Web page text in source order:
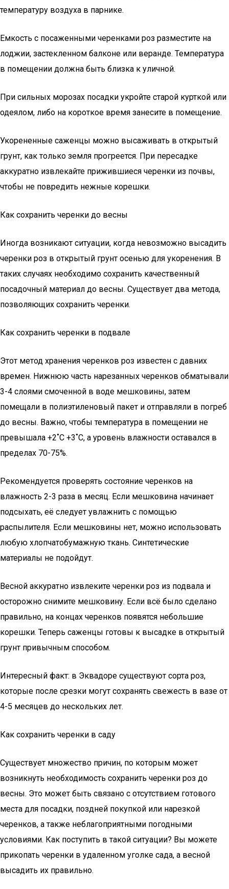
температуру воздуха в парнике.
Емкость с посаженными черенками роз разместите на
лоджии, застекленном балконе или веранде. Температура
в помещении должна быть близка к уличной.
При сильных морозах посадки укройте старой курткой или
одеялом, либо на короткое время занесите в помещение.
Укорененные саженцы можно высаживать в открытый
грунт, как только земля прогреется. При пересадке
аккуратно извлекайте прижившиеся черенки из почвы,
чтобы не повредить нежные корешки.
Как сохранить черенки до весны
Иногда возникают ситуации, когда невозможно высадить
черенки роз в открытый грунт осенью для укоренения. В
таких случаях необходимо сохранить качественный
посадочный материал до весны. Существует два метода,
позволяющих сохранить черенки.
Как сохранить черенки в подвале
Этот метод хранения черенков роз известен с давних
времен. Нижнюю часть нарезанных черенков обматывали
3-4 слоями смоченной в воде мешковины, затем
помещали в полиэтиленовый пакет и отправляли в погреб
до весны. Важно, чтобы температура в помещении не
превышала +2˚С +3˚С, а уровень влажности оставался в
пределах 70-75%.
Рекомендуется проверять состояние черенков на
влажность 2-3 раза в месяц. Если мешковина начинает
подсыхать, её следует увлажнить с помощью
распылителя. Если мешковины нет, можно использовать
любую хлопчатобумажную ткань. Синтетические
материалы не подойдут.
Весной аккуратно извлеките черенки роз из подвала и
осторожно снимите мешковину. Если всё было сделано
правильно, на концах черенков появятся небольшие
корешки. Теперь саженцы готовы к высадке в открытый
грунт привычным способом.
Интересный факт: в Эквадоре существуют сорта роз,
которые после срезки могут сохранять свежесть в вазе от
4-5 месяцев до нескольких лет.
Как сохранить черенки в саду
Существует множество причин, по которым может
возникнуть необходимость сохранить черенки роз до
весны. Это может быть связано с отсутствием готового
места для посадки, поздней покупкой или нарезкой
черенков, а также неблагоприятными погодными
условиями. Как поступить в такой ситуации? Вы можете
прикопать черенки в удаленном уголке сада, а весной
высадить их правильно.